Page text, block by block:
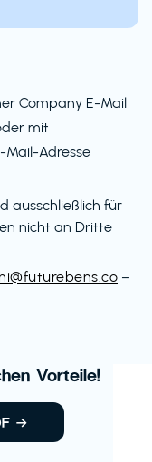
Company E-Mail
mit
Mail-Adresse
ausschließlich für
nicht an Dritte
hi@futurebens.co –
Vorteile!
→